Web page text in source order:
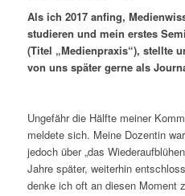
Als ich 2017 anfing,
studieren und mein erstes
(Titel „Medienpraxis“), stellte
von uns später gerne als
Ungefähr die Hälfte meiner
meldete sich. Meine Dozentin
jedoch über „das
Jahre später, weiterhin
denke ich oft an diesen Moment